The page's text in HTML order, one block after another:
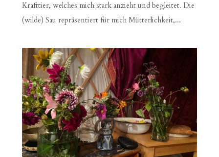
Krafttier, welches mich stark anzieht und begleitet. Die
(wilde) Sau repräsentiert für mich Mütterlichkeit,...